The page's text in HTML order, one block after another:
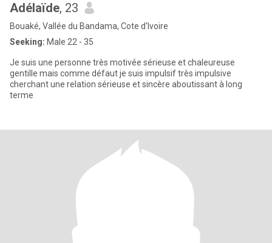
Adélaïde, 23
Bouaké, Vallée du Bandama, Cote d'Ivoire
Seeking: Male 22 - 35
Je suis une personne très motivée sérieuse et chaleureuse
gentille mais comme défaut je suis impulsif très impulsive
cherchant une relation sérieuse et sincère aboutissant à long
terme